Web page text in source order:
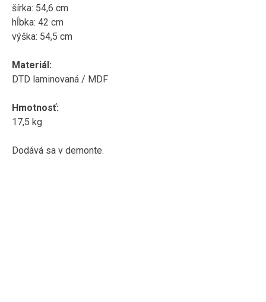
šírka: 54,6 cm
hĺbka: 42 cm
výška: 54,5 cm
Materiál:
DTD laminovaná / MDF
Hmotnosť:
17,5 kg
Dodává sa v demonte.